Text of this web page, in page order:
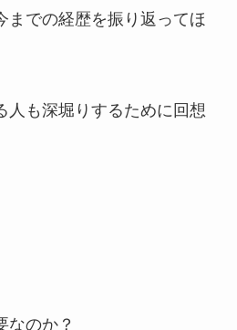
までの経歴を振り返ってほ
人も深堀りするために回想
なのか？